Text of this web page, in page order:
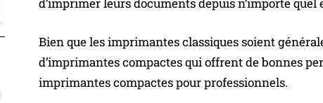
Bien que les imprimantes classiques soient
d’imprimantes compactes qui offrent de bonnes
imprimantes compactes pour professionnels.